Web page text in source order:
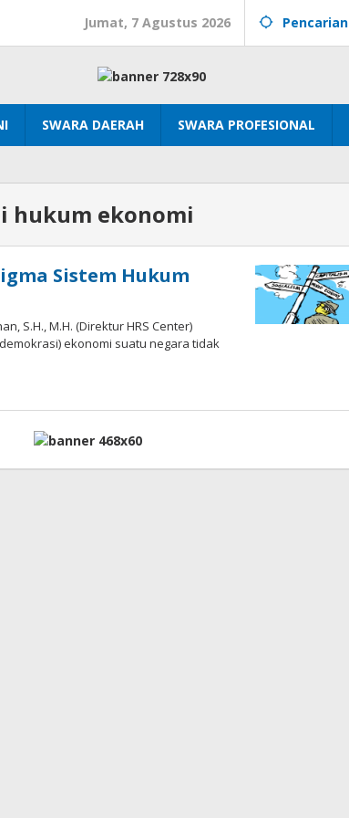
Jumat, 7 Agustus 2026 Pencarian
SWARA DAERAH SWARA PROFESIONAL
hukum ekonomi
Sistem Hukum
S.H., M.H. (Direktur HRS Center)
ekonomi suatu negara tidak